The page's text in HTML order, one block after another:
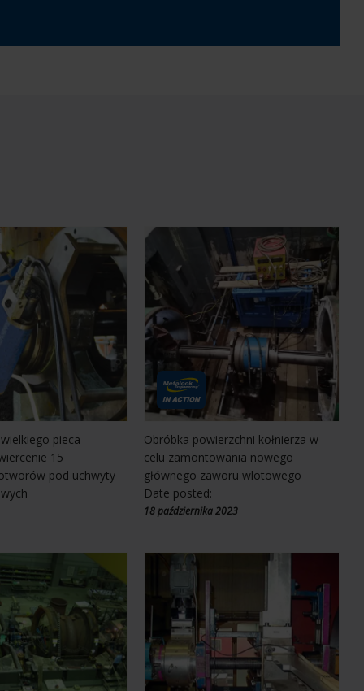
pieca -
15
pod uchwyty
Obróbka powierzchni kołnierza w
celu zamontowania nowego
głównego zaworu wlotowego
Date posted:
18 października 2023